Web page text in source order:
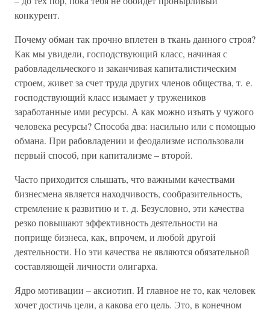
конкурент.
Почему обман так прочно вплетен в ткань данного строя?
Как мы увидели, господствующий класс, начиная с
рабовладельческого и заканчивая капиталистическим
строем, живет за счет труда других членов общества, т. е.
господствующий класс изымает у тружеников
заработанные ими ресурсы. А как можно изъять у чужого
человека ресурсы? Способа два: насильно или с помощью
обмана. При рабовладении и феодализме использовали
первый способ, при капитализме – второй.
Часто приходится слышать, что важными качествами
бизнесмена является находчивость, сообразительность,
стремление к развитию и т. д. Безусловно, эти качества
резко повышают эффективность деятельности на
поприще бизнеса, как, впрочем, и любой другой
деятельности. Но эти качества не являются обязательной
составляющей личности олигарха.
Ядро мотивации – аксиотип. И главное не то, как человек
хочет достичь цели, а какова его цель. Это, в конечном